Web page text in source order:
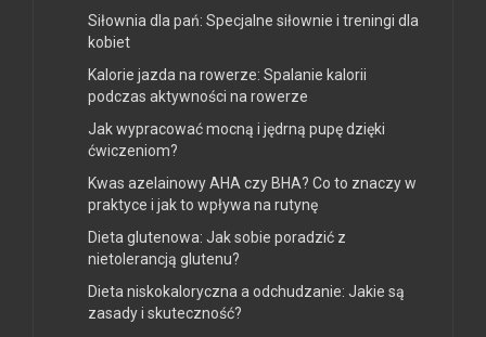
Siłownia dla pań: Specjalne siłownie i treningi dla
kobiet
Kalorie jazda na rowerze: Spalanie kalorii
podczas aktywności na rowerze
Jak wypracować mocną i jędrną pupę dzięki
ćwiczeniom?
Kwas azelainowy AHA czy BHA? Co to znaczy w
praktyce i jak to wpływa na rutynę
Dieta glutenowa: Jak sobie poradzić z
nietolerancją glutenu?
Dieta niskokaloryczna a odchudzanie: Jakie są
zasady i skuteczność?